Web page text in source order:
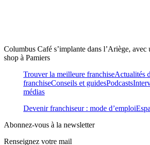
Columbus Café s’implante dans l’Ariège,
shop à Pamiers
Trouver la meilleure franchiseActualités
franchiseConseils et guidesPodcasts
médias
Devenir franchiseur : mode d’emploi
Abonnez-vous à la newsletter
Renseignez votre mail